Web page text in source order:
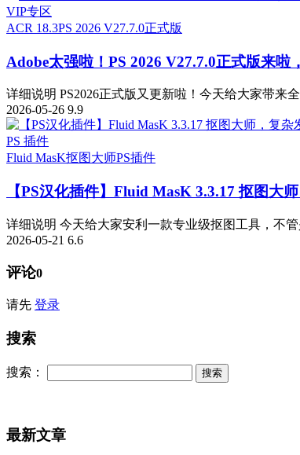
VIP专区
ACR 18.3PS 2026 V27.7.0正式版
Adobe太强啦！PS 2026 V27.7.0正式版来啦
详细说明 PS2026正式版又更新啦！今天给大家带来
2026-05-26 9.9
PS 插件
Fluid MasK抠图大师PS插件
【PS汉化插件】Fluid MasK 3.3.17 抠图大
详细说明 今天给大家安利一款专业级抠图工具，不
2026-05-21 6.6
评论0
请先 登录
搜索
搜索：
最新文章